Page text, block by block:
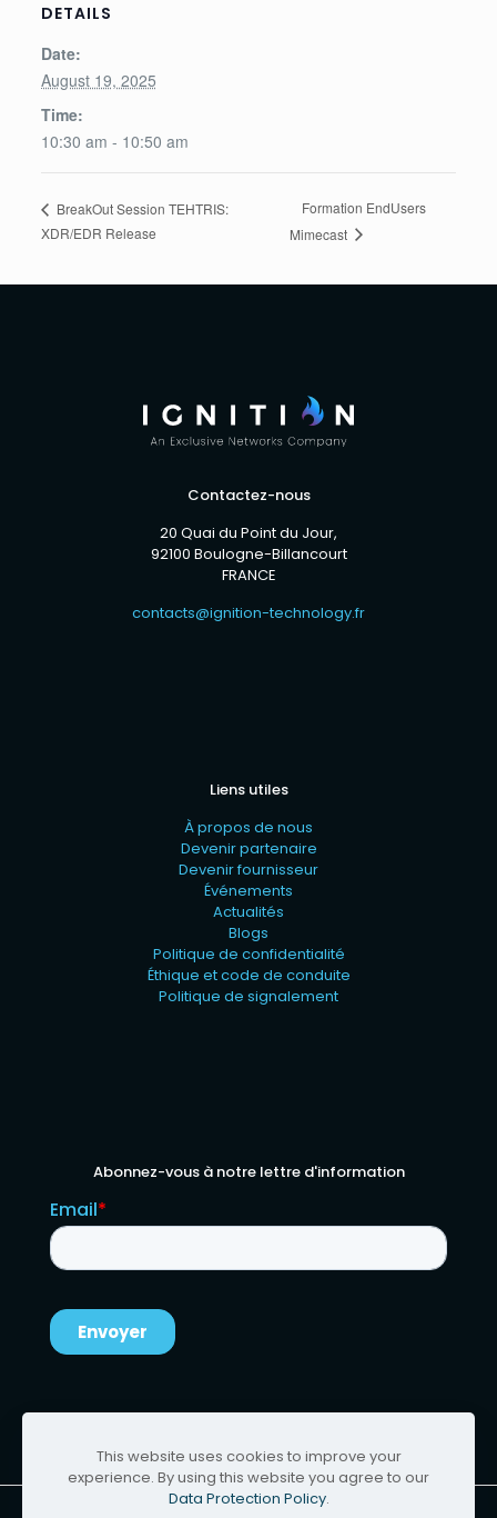
DETAILS
Date:
August 19, 2025
Time:
10:30 am - 10:50 am
BreakOut Session TEHTRIS:
XDR/EDR Release
Formation EndUsers
Mimecast
Contactez-nous
20 Quai du Point du Jour,
92100 Boulogne-Billancourt
FRANCE
contacts@ignition-technology.fr
Liens utiles
À propos de nous
Devenir partenaire
Devenir fournisseur
Événements
Actualités
Blogs
Politique de confidentialité
Éthique et code de conduite
Politique de signalement
Abonnez-vous à notre lettre d'information
This website uses cookies to improve your
experience. By using this website you agree to our
Data Protection Policy.